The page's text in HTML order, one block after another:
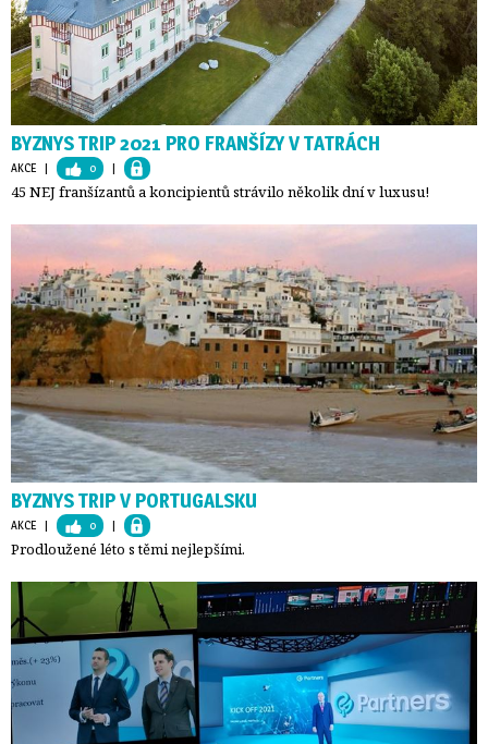
BYZNYS TRIP 2021 PRO FRANŠÍZY V TATRÁCH
AKCE | 0 |
45 NEJ franšízantů a koncipientů strávilo několik dní v luxusu!
BYZNYS TRIP V PORTUGALSKU
AKCE | 0 |
Prodloužené léto s těmi nejlepšími.